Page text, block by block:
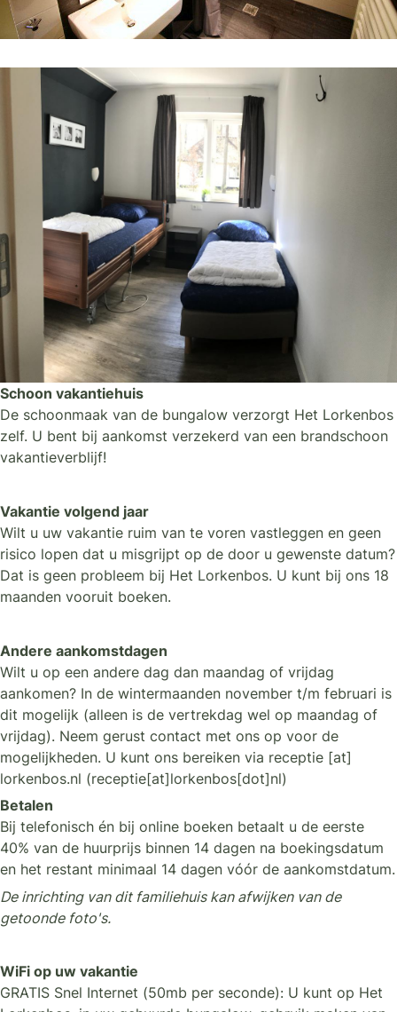
Schoon vakantiehuis
De schoonmaak van de bungalow verzorgt Het Lorkenbos
zelf. U bent bij aankomst verzekerd van een brandschoon
vakantieverblijf!
Vakantie volgend jaar
Wilt u uw vakantie ruim van te voren vastleggen en geen
risico lopen dat u misgrijpt op de door u gewenste datum?
Dat is geen probleem bij Het Lorkenbos. U kunt bij ons 18
maanden vooruit boeken.
Andere aankomstdagen
Wilt u op een andere dag dan maandag of vrijdag
aankomen? In de wintermaanden november t/m februari is
dit mogelijk (alleen is de vertrekdag wel op maandag of
vrijdag). Neem gerust contact met ons op voor de
mogelijkheden. U kunt ons bereiken via receptie [at]
lorkenbos.nl (receptie[at]lorkenbos[dot]nl)
Betalen
Bij telefonisch én bij online boeken betaalt u de eerste
40% van de huurprijs binnen 14 dagen na boekingsdatum
en het restant minimaal 14 dagen vóór de aankomstdatum.
De inrichting van dit familiehuis kan afwijken van de
getoonde foto's.
WiFi op uw vakantie
GRATIS Snel Internet (50mb per seconde): U kunt op Het